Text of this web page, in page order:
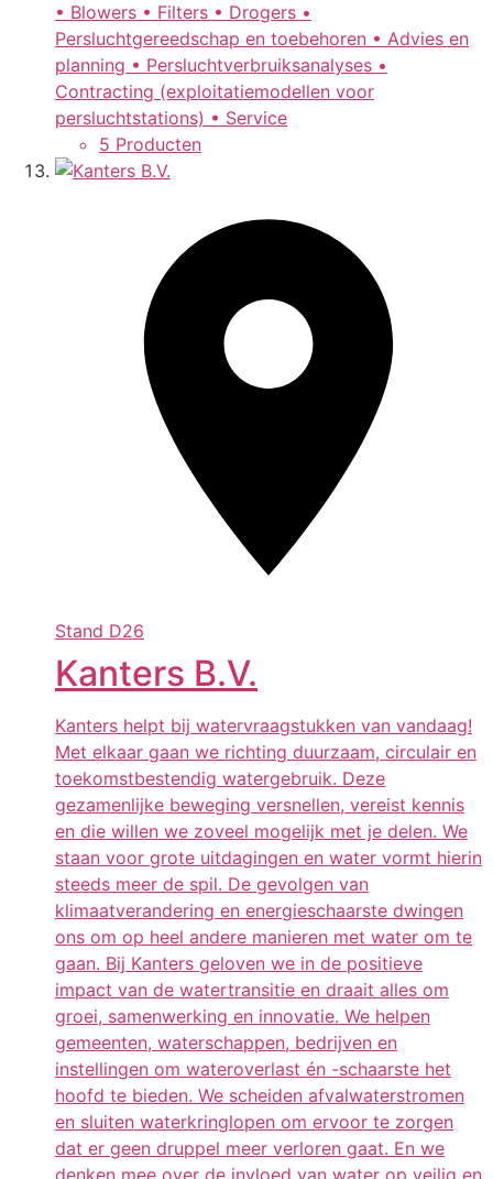
• Blowers • Filters • Drogers •
Persluchtgereedschap en toebehoren • Advies en
planning • Persluchtverbruiksanalyses •
Contracting (exploitatiemodellen voor
persluchtstations) • Service
5 Producten
Stand D26
Kanters B.V.
Kanters helpt bij watervraagstukken van vandaag!
Met elkaar gaan we richting duurzaam, circulair en
toekomstbestendig watergebruik. Deze
gezamenlijke beweging versnellen, vereist kennis
en die willen we zoveel mogelijk met je delen. We
staan voor grote uitdagingen en water vormt hierin
steeds meer de spil. De gevolgen van
klimaatverandering en energieschaarste dwingen
ons om op heel andere manieren met water om te
gaan. Bij Kanters geloven we in de positieve
impact van de watertransitie en draait alles om
groei, samenwerking en innovatie. We helpen
gemeenten, waterschappen, bedrijven en
instellingen om wateroverlast én -schaarste het
hoofd te bieden. We scheiden afvalwaterstromen
en sluiten waterkringlopen om ervoor te zorgen
dat er geen druppel meer verloren gaat. En we
denken mee over de invloed van water op veilig en